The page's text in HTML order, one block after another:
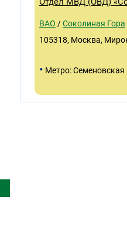
ВАО /Соколиная Гора
105318, Москва,
• Метро: Семеновская